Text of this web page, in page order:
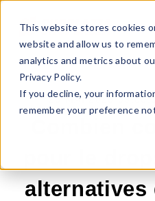
This website stores cookies
website and allow us to
analytics and metrics about
Privacy Policy.
If you decline, your
remember your preference
26 MAI 2026
alternatives